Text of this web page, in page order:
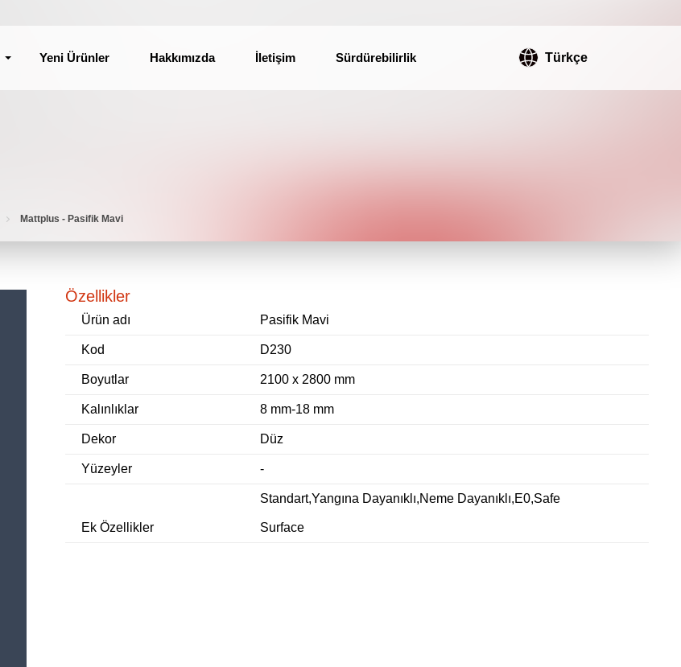
Yeni Ürünler Hakkımızda İletişim Sürdürebilirlik Türkçe
Mattplus - Pasifik Mavi
Özellikler
Ürün adı Pasifik Mavi
Kod D230
Boyutlar 2100 x 2800 mm
Kalınlıklar 8 mm-18 mm
Dekor Düz
Yüzeyler -
Ek Özellikler
Standart,Yangına Dayanıklı,Neme Dayanıklı,E0,Safe
Surface